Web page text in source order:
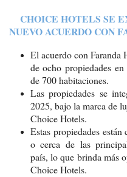
CHOICE HOTELS SE
NUEVO ACUERDO CON
El acuerdo con Faranda
de ocho propiedades
de 700 habitaciones.
Las propiedades se
2025, bajo la marca de
Choice Hotels.
Estas propiedades
o cerca de las
país, lo que brinda más
Choice Hotels.